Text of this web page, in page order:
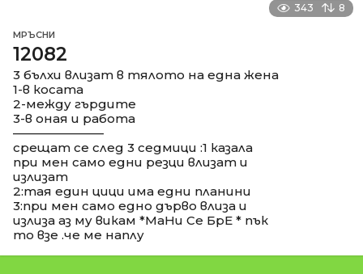
343 8
МРЪСНИ
12082
3 бълхи влизат в тялото на една жена
1-в косата
2-между гърдите
3-в оная и работа
––––––––––––––
срещат се след 3 седмици :1 казала
при мен само едни резци влизат и
излизат
2:тая един цици има едни планини
3:при мен само едно дърво влиза и
излиза аз му викам *МаНи Се БрЕ * пък
то взе .че ме наплу